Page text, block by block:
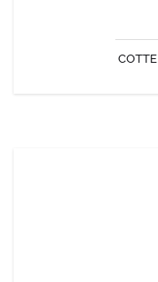
COTTE A
Cotte à